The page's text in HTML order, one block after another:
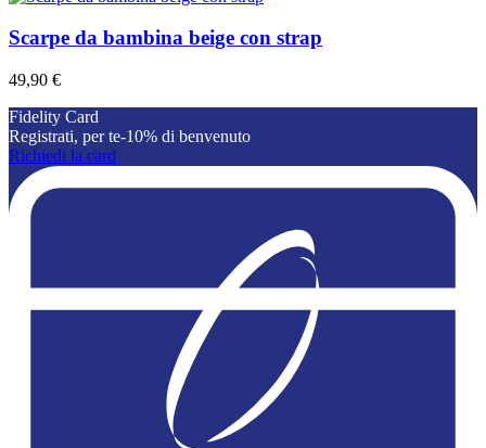
Scarpe da bambina beige con strap
49,90 €
Fidelity Card
Registrati, per te-10% di benvenuto
Richiedi la card